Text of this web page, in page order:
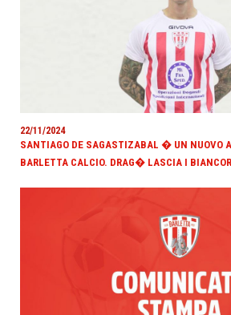
22/11/2024
SANTIAGO DE SAGASTIZABAL � UN NUOVO
BARLETTA CALCIO. DRAG� LASCIA I